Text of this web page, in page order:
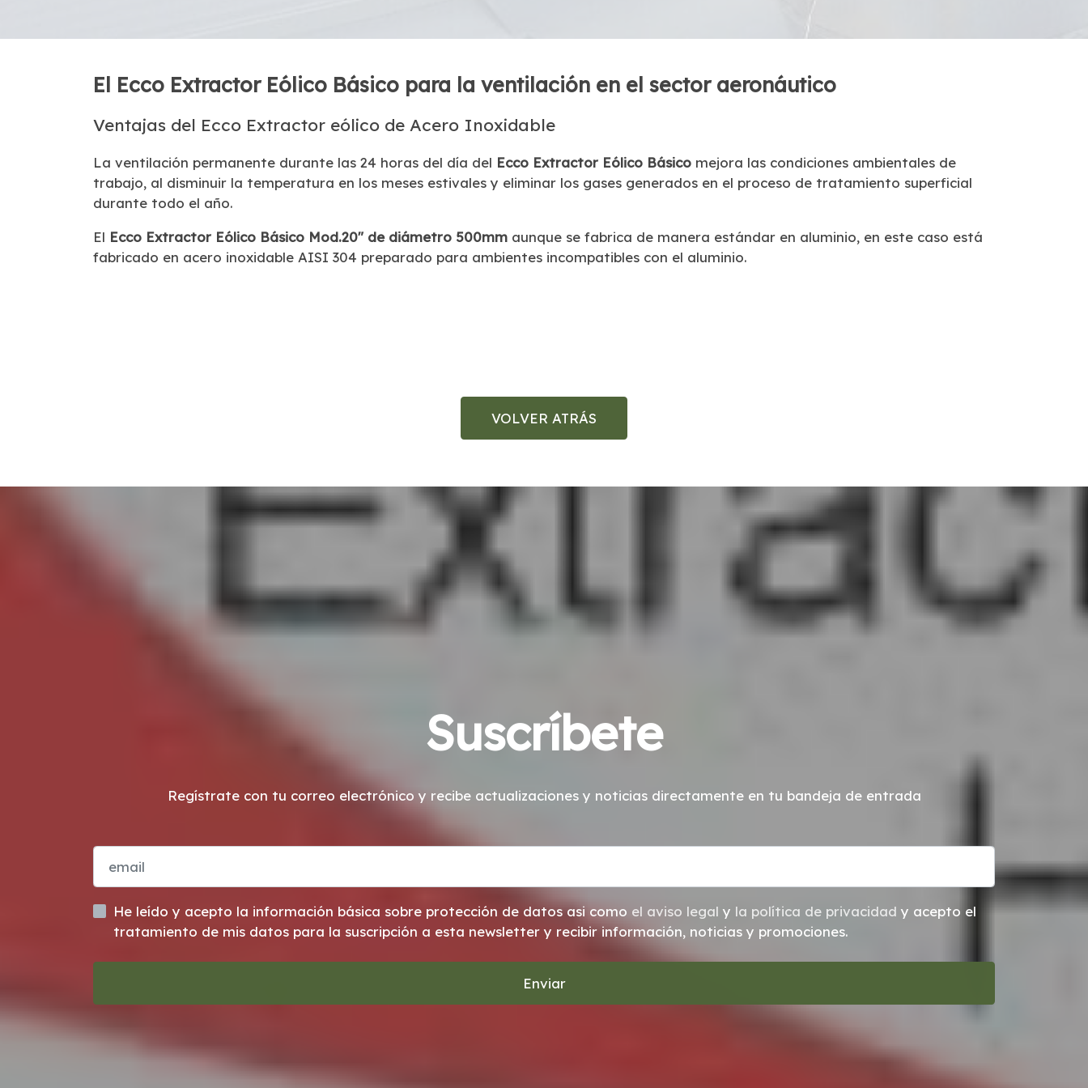
El Ecco Extractor Eólico Básico para la ventilación en el sector aeronáutico
Ventajas del Ecco Extractor eólico de Acero Inoxidable
La ventilación permanente durante las 24 horas del día del Ecco Extractor Eólico Básico mejora las condiciones ambientales de
trabajo, al disminuir la temperatura en los meses estivales y eliminar los gases generados en el proceso de tratamiento superficial
durante todo el año.
El Ecco Extractor Eólico Básico Mod.20" de diámetro 500mmaunque se fabrica de manera estándar en aluminio, en este caso está
fabricado en acero inoxidable AISI 304 preparado para ambientes incompatibles con el aluminio.
VOLVER ATRÁS
Suscríbete
Regístrate con tu correo electrónico y recibe actualizaciones y noticias directamente en tu bandeja de entrada
He leído y acepto la información básica sobre protección de datos asi como el aviso legal y la política de privacidad y acepto el
tratamiento de mis datos para la suscripción a esta newsletter y recibir información, noticias y promociones.
Enviar